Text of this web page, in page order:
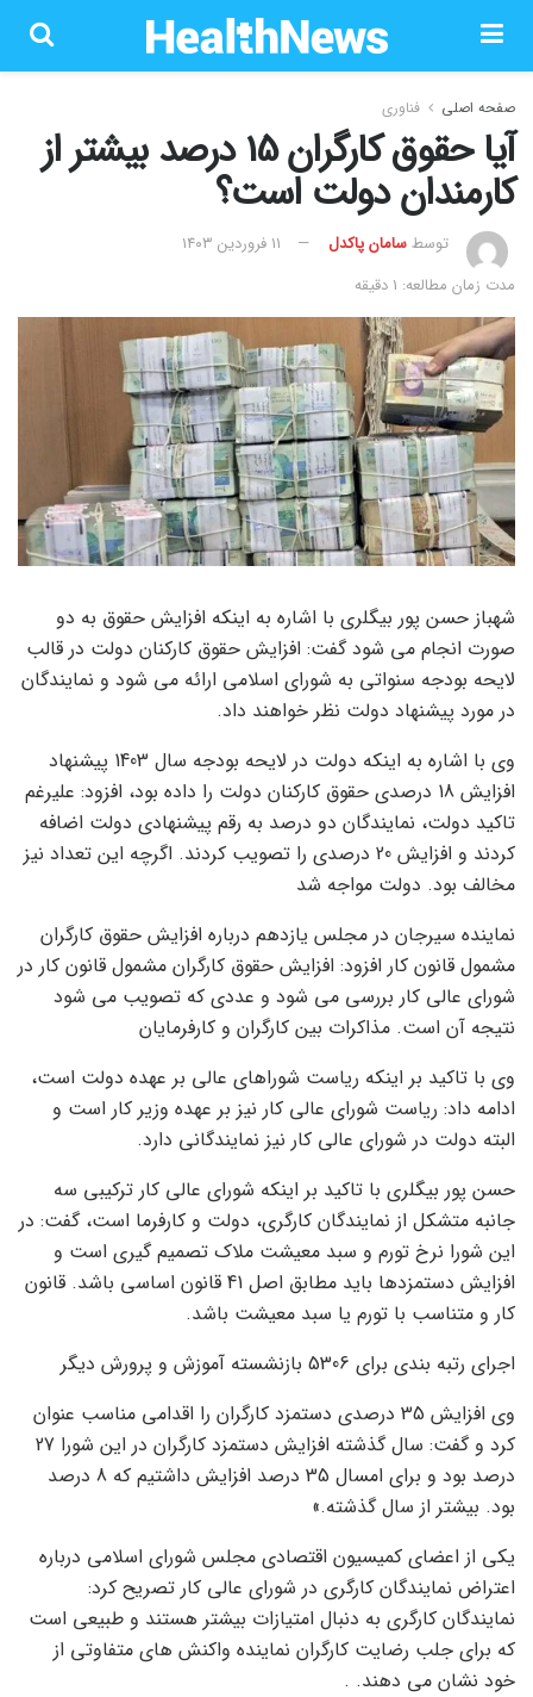
صفحه اصلی فناوری
آیا حقوق کارگران 15 درصد بیشتر از
کارمندان دولت است؟
توسطسامان پاکدل
۱۱ فروردین ۱۴۰۳
مدت زمان مطالعه: 1 دقیقه
شهباز حسن پور بیگلری با اشاره به اینکه افزایش حقوق به دو
صورت انجام می شود گفت: افزایش حقوق کارکنان دولت در قالب
لایحه بودجه سنواتی به شورای اسلامی ارائه می شود و نمایندگان
در مورد پیشنهاد دولت نظر خواهند داد.
وی با اشاره به اینکه دولت در لایحه بودجه سال 1403 پیشنهاد
افزایش 18 درصدی حقوق کارکنان دولت را داده بود، افزود: علیرغم
تاکید دولت، نمایندگان دو درصد به رقم پیشنهادی دولت اضافه
کردند و افزایش 20 درصدی را تصویب کردند. اگرچه این تعداد نیز
مخالف بود. دولت مواجه شد
نماینده سیرجان در مجلس یازدهم درباره افزایش حقوق کارگران
مشمول قانون کار افزود: افزایش حقوق کارگران مشمول قانون کار در
شورای عالی کار بررسی می شود و عددی که تصویب می شود
نتیجه آن است. مذاکرات بین کارگران و کارفرمایان
وی با تاکید بر اینکه ریاست شوراهای عالی بر عهده دولت است،
ادامه داد: ریاست شورای عالی کار نیز بر عهده وزیر کار است و
البته دولت در شورای عالی کار نیز نمایندگانی دارد.
حسن پور بیگلری با تاکید بر اینکه شورای عالی کار ترکیبی سه
جانبه متشکل از نمایندگان کارگری، دولت و کارفرما است، گفت: در
این شورا نرخ تورم و سبد معیشت ملاک تصمیم گیری است و
افزایش دستمزدها باید مطابق اصل 41 قانون اساسی باشد. قانون
کار و متناسب با تورم یا سبد معیشت باشد.
اجرای رتبه بندی برای 5306 بازنشسته آموزش و پرورش دیگر
وی افزایش 35 درصدی دستمزد کارگران را اقدامی مناسب عنوان
کرد و گفت: سال گذشته افزایش دستمزد کارگران در این شورا 27
درصد بود و برای امسال 35 درصد افزایش داشتیم که 8 درصد
بود. بیشتر از سال گذشته.»
یکی از اعضای کمیسیون اقتصادی مجلس شورای اسلامی درباره
اعتراض نمایندگان کارگری در شورای عالی کار تصریح کرد:
نمایندگان کارگری به دنبال امتیازات بیشتر هستند و طبیعی است
که برای جلب رضایت کارگران نماینده واکنش های متفاوتی از
خود نشان می دهند. .